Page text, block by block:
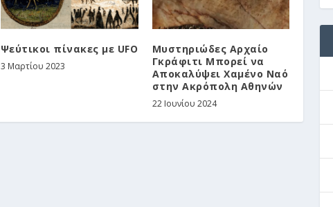
Ψεύτικοι πίνακες με UFO
3 Μαρτίου 2023
Μυστηριώδες Αρχαίο
Γκράφιτι Μπορεί να
Αποκαλύψει Χαμένο Ναό
στην Ακρόπολη Αθηνών
22 Ιουνίου 2024